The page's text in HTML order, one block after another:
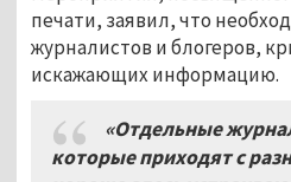
печати, заявил, что
журналистов и блогеров,
искажающих информацию.
«Отдельные
которые приходят с